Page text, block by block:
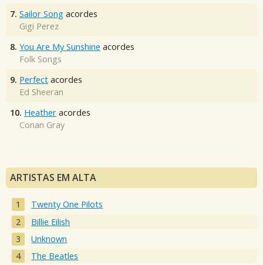
7. Sailor Song acordes
Gigi Perez
8. You Are My Sunshine acordes
Folk Songs
9. Perfect acordes
Ed Sheeran
10. Heather acordes
Conan Gray
ARTISTAS EM ALTA
Twenty One Pilots
Billie Eilish
Unknown
The Beatles